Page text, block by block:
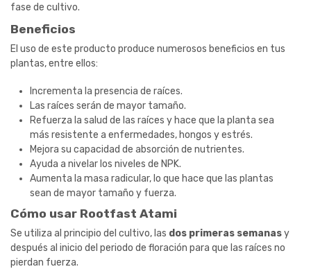
fase de cultivo.
Beneficios
El uso de este producto produce numerosos beneficios en tus
plantas, entre ellos:
Incrementa la presencia de raíces.
Las raíces serán de mayor tamaño.
Refuerza la salud de las raíces y hace que la planta sea
más resistente a enfermedades, hongos y estrés.
Mejora su capacidad de absorción de nutrientes.
Ayuda a nivelar los niveles de NPK.
Aumenta la masa radicular, lo que hace que las plantas
sean de mayor tamaño y fuerza.
Cómo usar Rootfast Atami
Se utiliza al principio del cultivo, las dos primeras semanasy
después al inicio del periodo de floración para que las raíces no
pierdan fuerza.